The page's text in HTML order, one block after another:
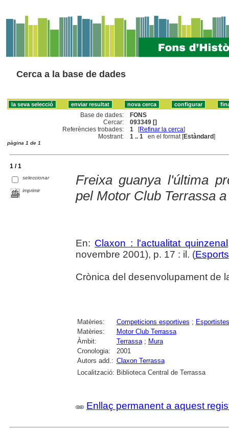
Cerca a la base de dades
Base de dades:
FONS
Cercar:
093349 []
Referències trobades:
1 [Refinar la cerca]
Mostrant:
1 .. 1 en el format [Estàndard]
pàgina 1 de 1
1 / 1
seleccionar
imprimir
Freixa guanya l'última
pel Motor Club Terrassa
En: Claxon : l'actualitat quinzenal
novembre 2001), p. 17 : il. (Esports
Crònica del desenvolupament de
Matèries: Competicions esportives ; Esportistes
Matèries:
Motor Club Terrassa
Àmbit:
Terrassa; Mura
Cronologia:
2001
Autors add.: Claxon Terrassa
Localització: Biblioteca Central de Terrassa
Enllaç permanent a aquest